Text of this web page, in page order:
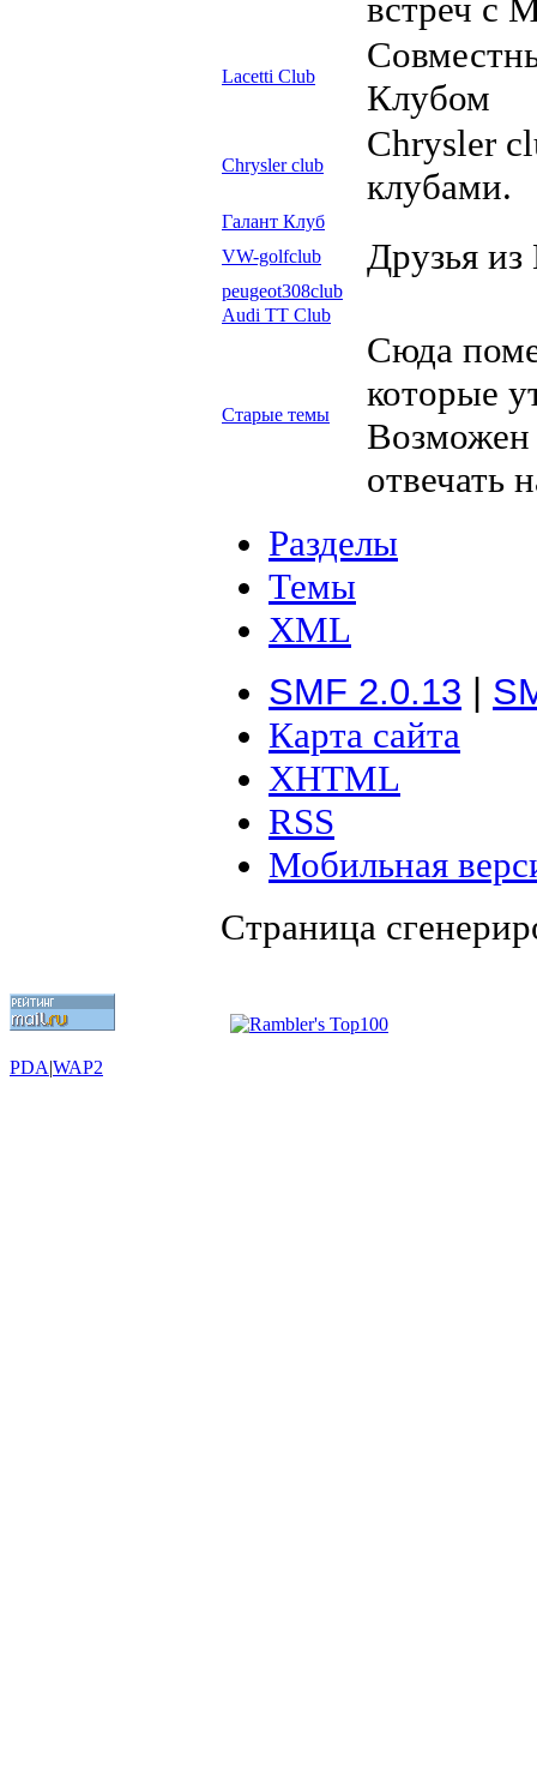
встреч с
Lacetti Club
Клубом
Сhrysler club
Сhrysler
клубами.
Галант Клуб
VW-golfclub
Друзья из
peugeot308club
Audi TT Club
Старые темы
Сюда
которые
Возможен
отвечать
Разделы
Темы
XML
SMF 2.0.13
Карта сайта
XHTML
RSS
Мобильная
Страница
PDA|WAP2